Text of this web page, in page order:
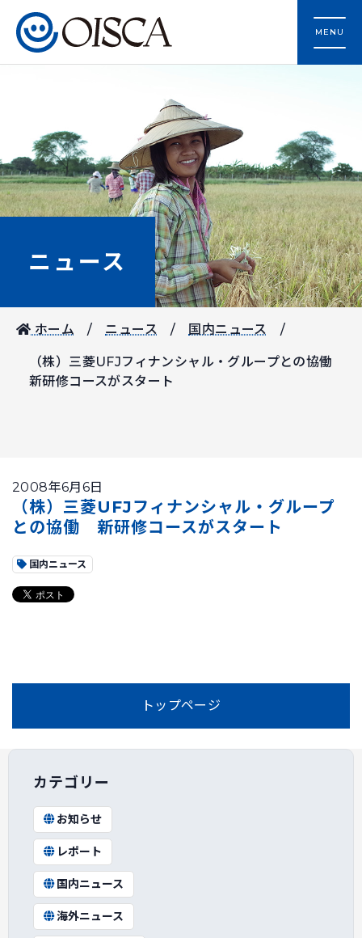
MENU
ニュース
ホーム ニュース 国内ニュース
（株）三菱UFJフィナンシャル・グループとの協働
新研修コースがスタート
2008年6月6日
（株）三菱UFJフィナンシャル・グループ
との協働 新研修コースがスタート
国内ニュース
トップページ
カテゴリー
お知らせ
レポート
国内ニュース
海外ニュース